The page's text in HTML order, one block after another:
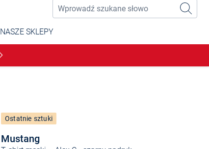
NASZE SKLEPY
Mustang
Ostatnie sztuki